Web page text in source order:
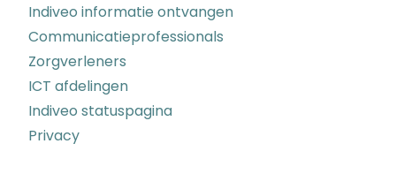
Indiveo informatie ontvangen
Communicatieprofessionals
Zorgverleners
ICT afdelingen
Indiveo statuspagina
Privacy